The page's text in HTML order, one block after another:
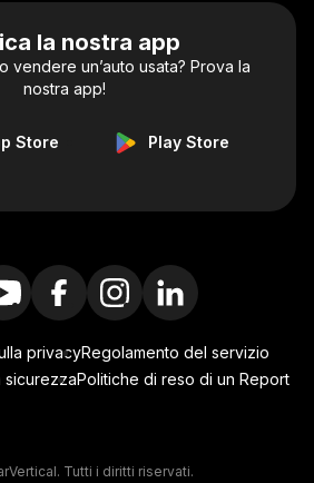
la nostra app
vendere un’auto usata? Prova la
nostra app!
Store Play Store
privacyRegolamento del servizio
sicurezzaPolitiche di reso di un Report
Tutti i diritti riservati.